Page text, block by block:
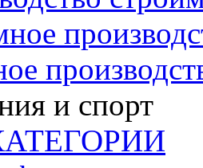
и спорт